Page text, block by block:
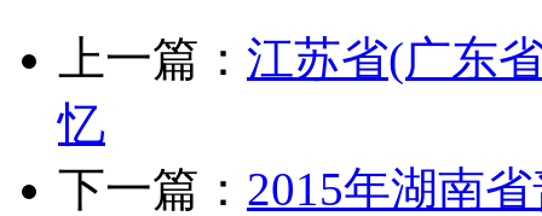
上一篇： 江苏省(广东
忆
下一篇： 2015年湖南